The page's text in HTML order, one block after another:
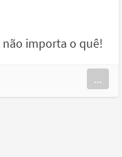
importa o quê!
...